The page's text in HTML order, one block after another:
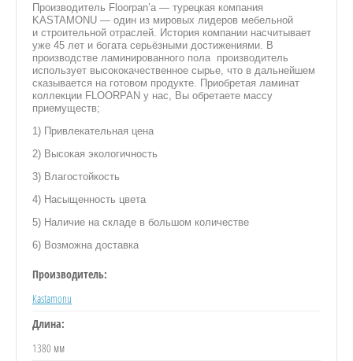
Производитель Floorpan’а — турецкая компания
KASTAMONU — один из мировых лидеров мебельной
и строительной отраслей. История компании насчитывает
уже 45 лет и богата серьёзными достижениями. В
производстве ламинированного пола производитель
использует высококачественное сырье, что в дальнейшем
сказывается на готовом продукте. Приобретая ламинат
коллекции FLOORPAN у нас, Вы обретаете массу
приемуществ;
1) Привлекательная цена
2) Высокая экологичность
3) Влагостойкость
4) Насыщенность цвета
5) Наличие на складе в большом количестве
6) Возможна доставка
Производитель:
Kastamonu
Длина:
1380 мм